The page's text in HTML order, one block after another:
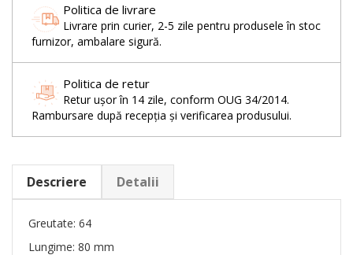
Politica de livrare
Livrare prin curier, 2-5 zile pentru produsele în stoc
furnizor, ambalare sigură.
Politica de retur
Retur ușor în 14 zile, conform OUG 34/2014.
Rambursare după recepția și verificarea produsului.
Descriere Detalii
Greutate: 64
Lungime: 80 mm